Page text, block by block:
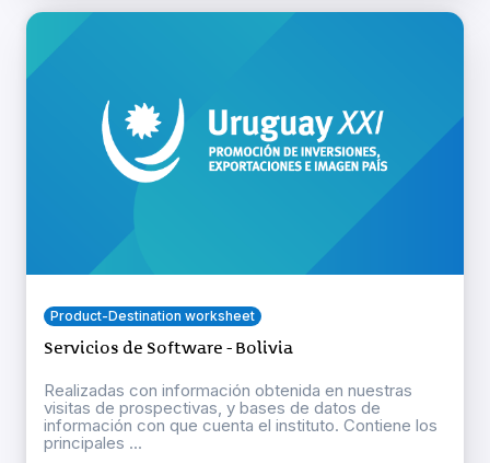
Product-Destination worksheet
Servicios de Software - Bolivia
Realizadas con información obtenida en nuestras
visitas de prospectivas, y bases de datos de
información con que cuenta el instituto. Contiene los
principales ...